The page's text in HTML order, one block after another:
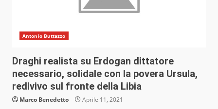
Antonio Buttazzo
Draghi realista su Erdogan dittatore
necessario, solidale con la povera Ursula,
redivivo sul fronte della Libia
Marco Benedetto Aprile 11, 2021